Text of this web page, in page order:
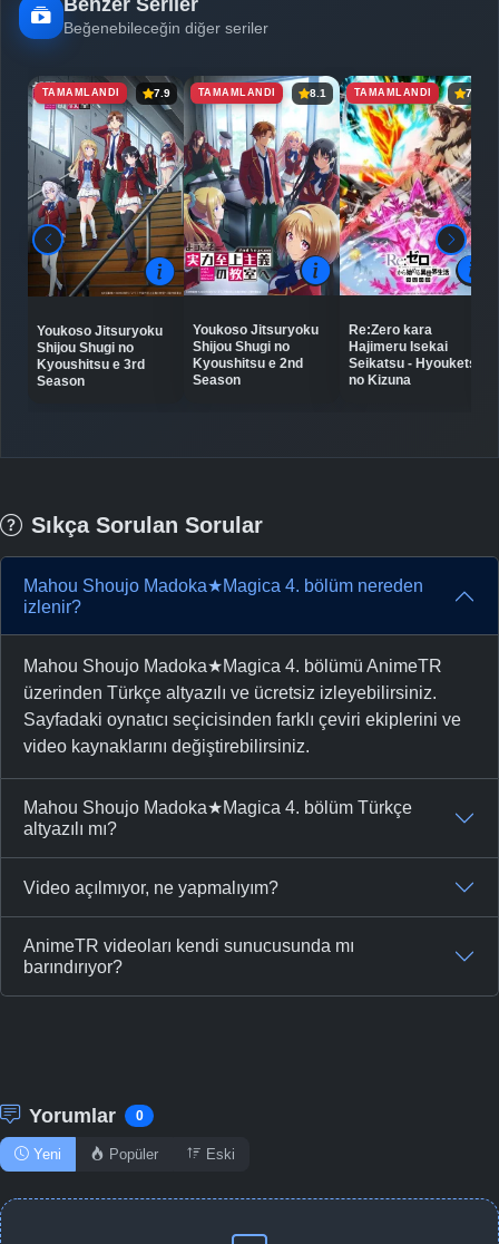
Beğenebileceğin diğer seriler
TAMAMLANDI 7.9
Youkoso Jitsuryoku
Shijou Shugi no
Kyoushitsu e 3rd
Season
TAMAMLANDI 8.1
Youkoso Jitsuryoku
Shijou Shugi no
Kyoushitsu e 2nd
Season
TAMAMLANDI 7.6
Re:Zero kara
Hajimeru Isekai
Seikatsu - Hyouketsu
no Kizuna
Sıkça Sorulan Sorular
Mahou Shoujo Madoka★Magica 4. bölüm nereden
izlenir?
Mahou Shoujo Madoka★Magica 4. bölümü AnimeTR
üzerinden Türkçe altyazılı ve ücretsiz izleyebilirsiniz.
Sayfadaki oynatıcı seçicisinden farklı çeviri ekiplerini ve
video kaynaklarını değiştirebilirsiniz.
Mahou Shoujo Madoka★Magica 4. bölüm Türkçe
altyazılı mı?
Video açılmıyor, ne yapmalıyım?
AnimeTR videoları kendi sunucusunda mı
barındırıyor?
Yorumlar 0
Yeni Popüler Eski